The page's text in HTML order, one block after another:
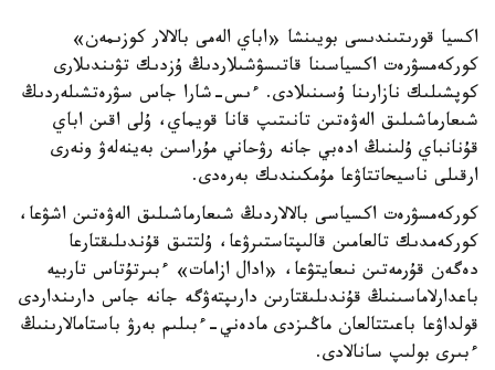
اكسيا قورىتىندىسى بويىنشا «اباي الەمى بالالار كوزىمەن»
كوركەمسۋرەت اكسياسىنا قاتىسۋشىلاردىڭ ۇزدىك تۋىندىلارى
كوپشىلىك نازارىنا ۇسىنىلادى. ءىس-شارا جاس سۋرەتشىلەردىڭ
شىعارماشىلىق الەۋەتىن تانىتىپ قانا قويماي، ۇلى اقىن اباي
قۇنانباي ۇلىنىڭ ادەبي جانە رۋحاني مۇراسىن بەينەلەۋ ونەرى
ارقىلى ناسيحاتتاۋعا مۇمكىندىك بەرەدى.
كوركەمسۋرەت اكسياسى بالالاردىڭ شىعارماشىلىق الەۋەتىن اشۋعا،
كوركەمدىك تالعامىن قالىپتاستىرۋعا، ۇلتتىق قۇندىلىقتارعا
دەگەن قۇرمەتىن نىعايتۋعا، «ادال ازامات» ءبىرتۇتاس تاربيە
باعدارلاماسىنىڭ قۇندىلىقتارىن دارىپتەۋگە جانە جاس دارىنداردى
قولداۋعا باعىتتالعان ماڭىزدى مادەني-ءبىلىم بەرۋ باستامالارىنىڭ
ءبىرى بولىپ سانالادى.